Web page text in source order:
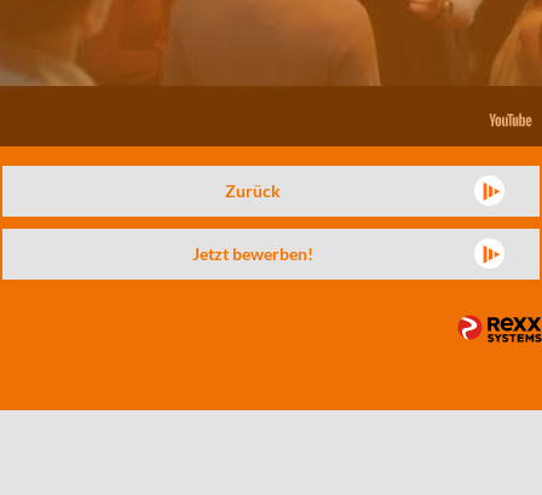
Zurück
Jetzt bewerben!